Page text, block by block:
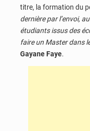
titre, la formation du
dernière par l’envoi,
étudiants issus des
faire un Master dans
Gayane Faye.